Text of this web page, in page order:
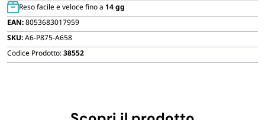
PARTY
Reso facile e veloce fino a 14 gg
EAN:8053683017959
SKU:A6-P875-A658
Codice Prodotto:38552